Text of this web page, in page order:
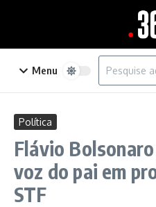
Menu
Procurar por:
Política
Flávio
voz do pai em
STF